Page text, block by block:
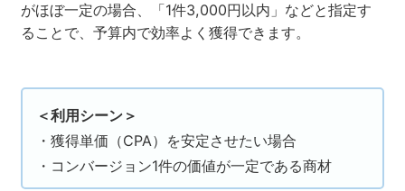
がほぼ一定の場合、「1件3,000円以内」などと指定す
ることで、予算内で効率よく獲得できます。
＜利用シーン＞
・獲得単価（CPA）を安定させたい場合
・コンバージョン1件の価値が一定である商材